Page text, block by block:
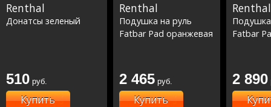
Renthal
Донатсы зеленый
510 руб.
Купить
Renthal
Подушка на руль
Fatbar Pad оранжевая
2 465 руб.
Купить
Renthal
Fatbar
2 890